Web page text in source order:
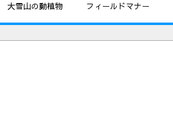
大雪山の動植物 フィールドマナー